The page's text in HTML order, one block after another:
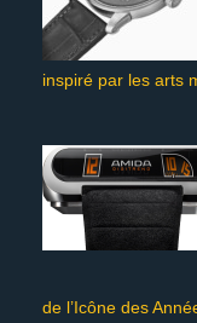
inspiré par les arts
de l’Icône des